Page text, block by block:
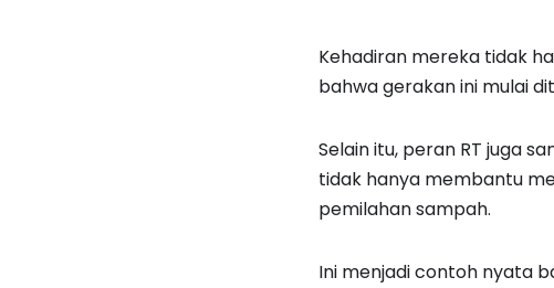
Kehadiran mereka tidak
bahwa gerakan ini mulai
Selain itu, peran RT juga
tidak hanya membantu
pemilahan sampah.
Ini menjadi contoh nyata